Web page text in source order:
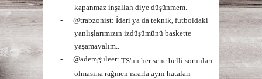
kapanmaz inşallah diye düşünmem.
-
@trabzonist: İdari ya da teknik, futboldaki
yanlışlarımızın izdüşümünü baskette
yaşamayalım..
-
@ademguleer: TS'un her sene belli sorunları
olmasına rağmen ısrarla aynı hataları